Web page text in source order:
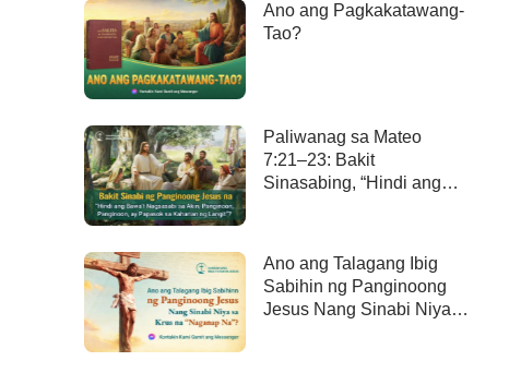
Ano ang Pagkakatawang-
Tao?
Paliwanag sa Mateo
7:21–23: Bakit
Sinasabing, “Hindi ang
ng langit”?
Ano ang Talagang Ibig
Sabihin ng Panginoong
Jesus Nang Sinabi Niya